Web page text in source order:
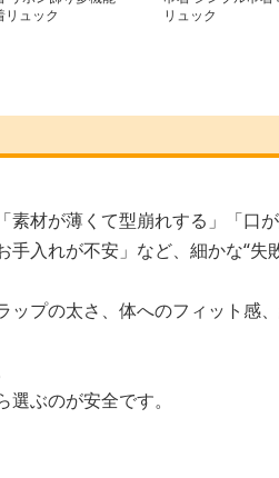
リュック
リュック
材が薄くて型崩れする」「口
入れが不安」など、細かな“失
プの太さ、体へのフィット感
ぶのが安全です。